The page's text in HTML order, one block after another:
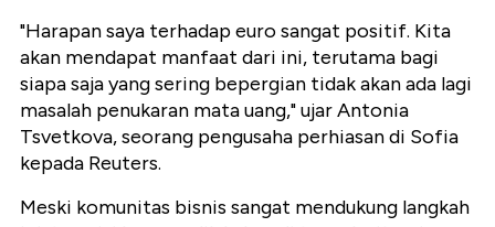
"Harapan saya terhadap euro sangat positif. Kita
akan mendapat manfaat dari ini, terutama bagi
siapa saja yang sering bepergian tidak akan ada lagi
masalah penukaran mata uang," ujar Antonia
Tsvetkova, seorang pengusaha perhiasan di Sofia
kepada Reuters.
Meski komunitas bisnis sangat mendukung langkah